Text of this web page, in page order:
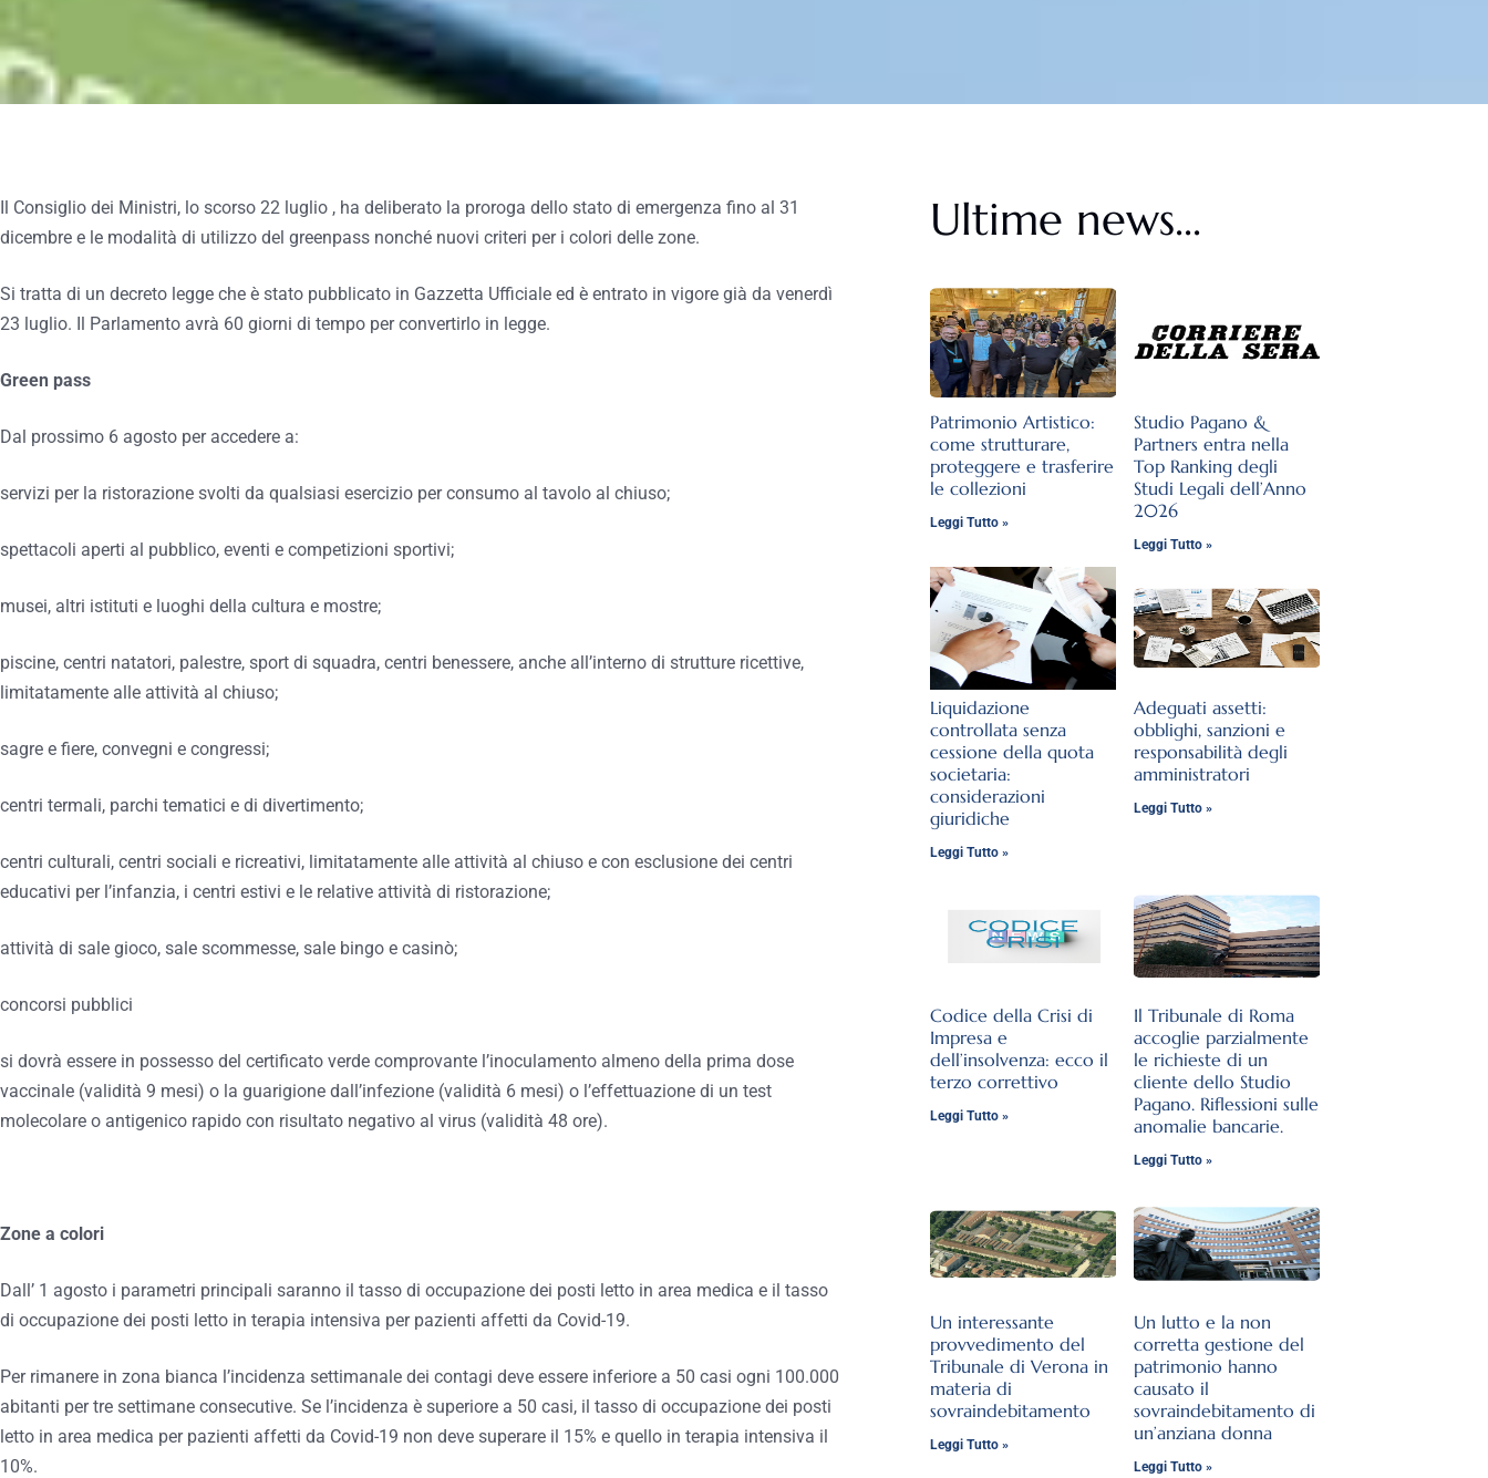
Il Consiglio dei Ministri, lo scorso 22 luglio , ha deliberato la proroga dello stato di emergenza fino al 31
dicembre e le modalità di utilizzo del greenpass nonché nuovi criteri per i colori delle zone.
Si tratta di un decreto legge che è stato pubblicato in Gazzetta Ufficiale ed è entrato in vigore già da venerdì
23 luglio. Il Parlamento avrà 60 giorni di tempo per convertirlo in legge.
Green pass
Dal prossimo 6 agosto per accedere a:
servizi per la ristorazione svolti da qualsiasi esercizio per consumo al tavolo al chiuso;
spettacoli aperti al pubblico, eventi e competizioni sportivi;
musei, altri istituti e luoghi della cultura e mostre;
piscine, centri natatori, palestre, sport di squadra, centri benessere, anche all’interno di strutture ricettive,
limitatamente alle attività al chiuso;
sagre e fiere, convegni e congressi;
centri termali, parchi tematici e di divertimento;
centri culturali, centri sociali e ricreativi, limitatamente alle attività al chiuso e con esclusione dei centri
educativi per l’infanzia, i centri estivi e le relative attività di ristorazione;
attività di sale gioco, sale scommesse, sale bingo e casinò;
concorsi pubblici
si dovrà essere in possesso del certificato verde comprovante l’inoculamento almeno della prima dose
vaccinale (validità 9 mesi) o la guarigione dall’infezione (validità 6 mesi) o l’effettuazione di un test
molecolare o antigenico rapido con risultato negativo al virus (validità 48 ore).
Zone a colori
Dall’ 1 agosto i parametri principali saranno il tasso di occupazione dei posti letto in area medica e il tasso
di occupazione dei posti letto in terapia intensiva per pazienti affetti da Covid-19.
Per rimanere in zona bianca l’incidenza settimanale dei contagi deve essere inferiore a 50 casi ogni 100.000
abitanti per tre settimane consecutive. Se l’incidenza è superiore a 50 casi, il tasso di occupazione dei posti
letto in area medica per pazienti affetti da Covid-19 non deve superare il 15% e quello in terapia intensiva il
10%.
Ultime news...
Patrimonio Artistico:
come strutturare,
proteggere e trasferire
le collezioni
Leggi Tutto »
Studio Pagano &
Partners entra nella
Top Ranking degli
Studi Legali dell’Anno
2026
Leggi Tutto »
Liquidazione
controllata senza
cessione della quota
societaria:
considerazioni
giuridiche
Leggi Tutto »
Adeguati assetti:
obblighi, sanzioni e
responsabilità degli
amministratori
Leggi Tutto »
Codice della Crisi di
Impresa e
dell’insolvenza: ecco il
terzo correttivo
Leggi Tutto »
Il Tribunale di Roma
accoglie parzialmente
le richieste di un
cliente dello Studio
Pagano. Riflessioni sulle
anomalie bancarie.
Leggi Tutto »
Un interessante
provvedimento del
Tribunale di Verona in
materia di
sovraindebitamento
Leggi Tutto »
Un lutto e la non
corretta gestione del
patrimonio hanno
causato il
sovraindebitamento di
un’anziana donna
Leggi Tutto »